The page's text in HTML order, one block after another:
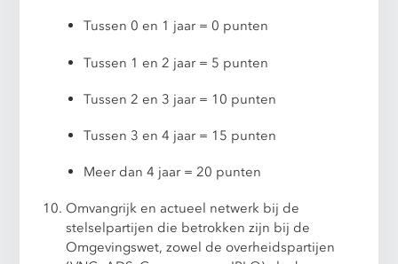
Tussen 0 en 1 jaar = 0 punten
Tussen 1 en 2 jaar = 5 punten
Tussen 2 en 3 jaar = 10 punten
Tussen 3 en 4 jaar = 15 punten
Meer dan 4 jaar = 20 punten
Omvangrijk en actueel netwerk bij de
stelselpartijen die betrokken zijn bij de
Omgevingswet, zowel de overheidspartijen